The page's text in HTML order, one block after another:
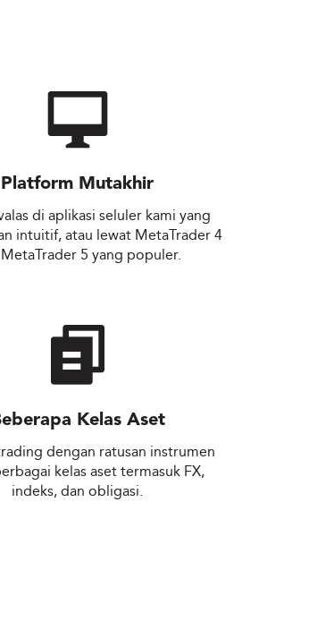
Platform Mutakhir
di aplikasi seluler kami yang
intuitif, atau lewat MetaTrader 4
5 yang populer.
Kelas Aset
dengan ratusan instrumen
kelas aset termasuk FX,
indeks, dan obligasi.